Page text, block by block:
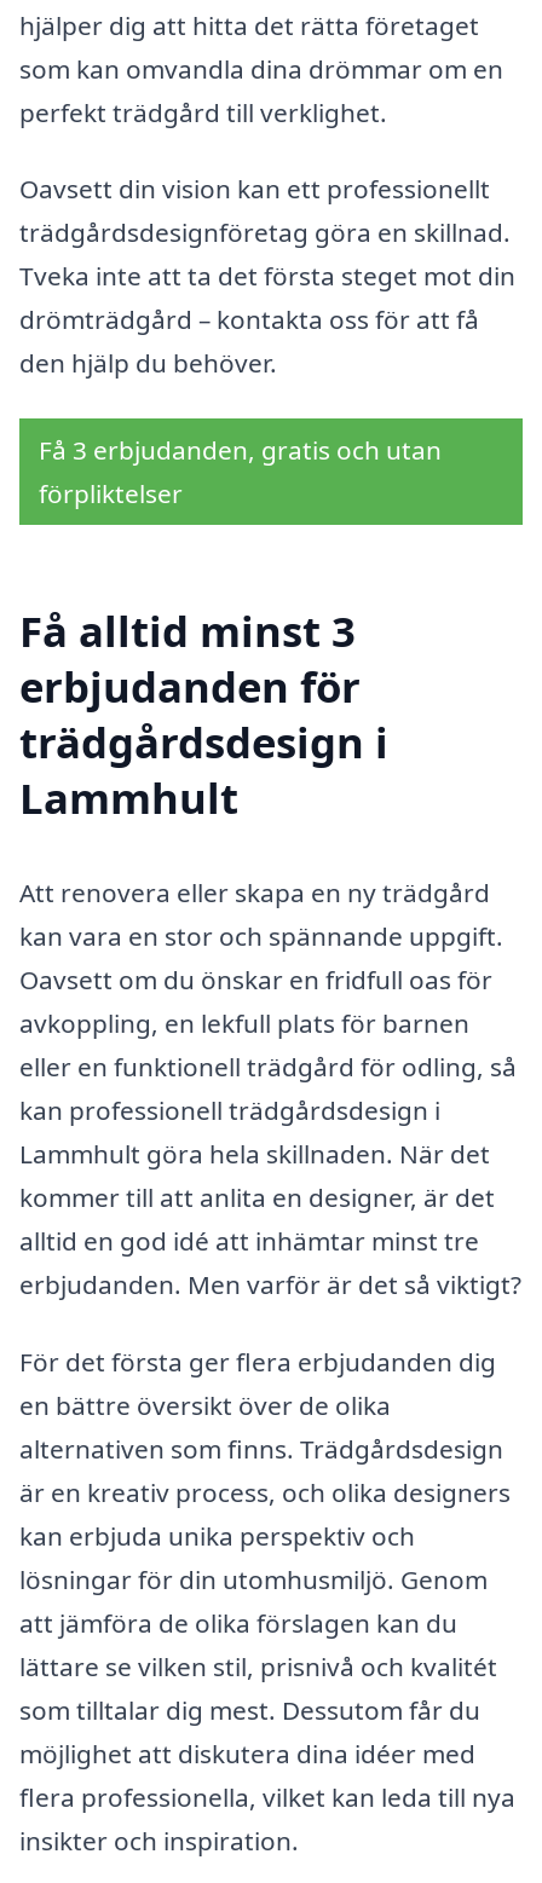
hjälper dig att hitta det rätta företaget
som kan omvandla dina drömmar om en
perfekt trädgård till verklighet.
Oavsett din vision kan ett professionellt
trädgårdsdesignföretag göra en skillnad.
Tveka inte att ta det första steget mot din
drömträdgård – kontakta oss för att få
den hjälp du behöver.
Få 3 erbjudanden, gratis och utan
förpliktelser
Få alltid minst 3
erbjudanden för
trädgårdsdesign i
Lammhult
Att renovera eller skapa en ny trädgård
kan vara en stor och spännande uppgift.
Oavsett om du önskar en fridfull oas för
avkoppling, en lekfull plats för barnen
eller en funktionell trädgård för odling, så
kan professionell trädgårdsdesign i
Lammhult göra hela skillnaden. När det
kommer till att anlita en designer, är det
alltid en god idé att inhämtar minst tre
erbjudanden. Men varför är det så viktigt?
För det första ger flera erbjudanden dig
en bättre översikt över de olika
alternativen som finns. Trädgårdsdesign
är en kreativ process, och olika designers
kan erbjuda unika perspektiv och
lösningar för din utomhusmiljö. Genom
att jämföra de olika förslagen kan du
lättare se vilken stil, prisnivå och kvalitét
som tilltalar dig mest. Dessutom får du
möjlighet att diskutera dina idéer med
flera professionella, vilket kan leda till nya
insikter och inspiration.